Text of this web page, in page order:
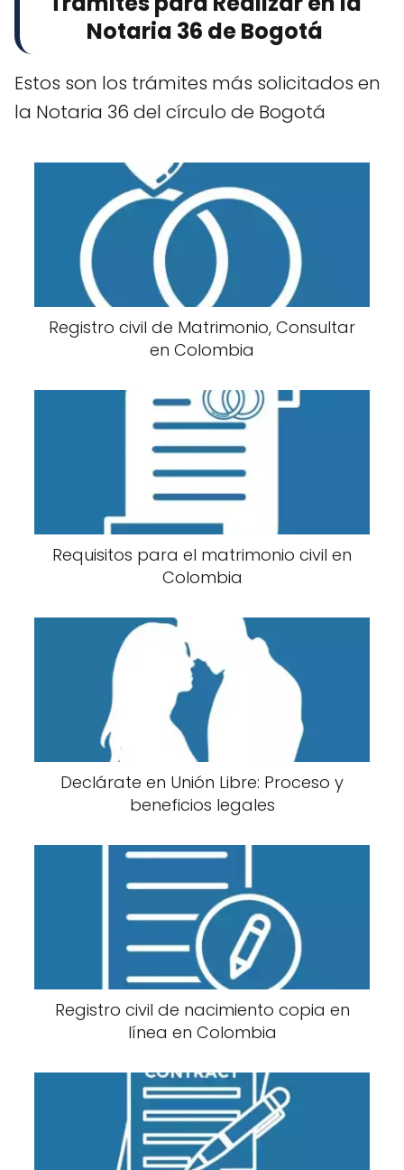
Notaria 36 de Bogotá
Estos son los trámites más solicitados en
la Notaria 36 del círculo de Bogotá
Registro civil de Matrimonio, Consultar
en Colombia
Requisitos para el matrimonio civil en
Colombia
Declárate en Unión Libre: Proceso y
beneficios legales
Registro civil de nacimiento copia en
línea en Colombia